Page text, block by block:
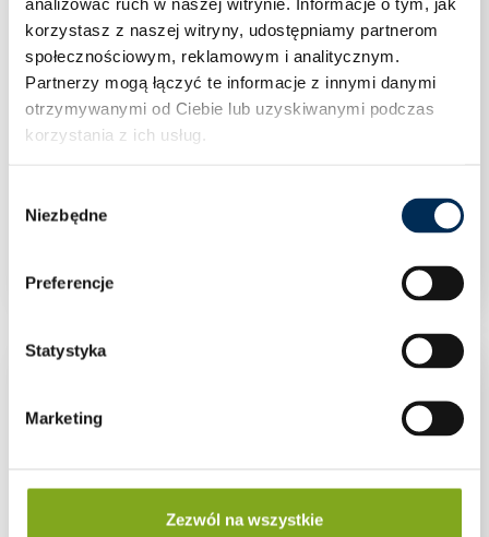
korzystasz z naszej witryny, udostępniamy partnerom
społecznościowym, reklamowym i analitycznym.
Partnerzy mogą łączyć te informacje z innymi danymi
otrzymywanymi od Ciebie lub uzyskiwanymi podczas
korzystania z ich usług.
zgody
Niezbędne
Preferencje
Statystyka
Marketing
Zezwól na wszystkie
Inteligentny moduł komunikacyjny Huawei